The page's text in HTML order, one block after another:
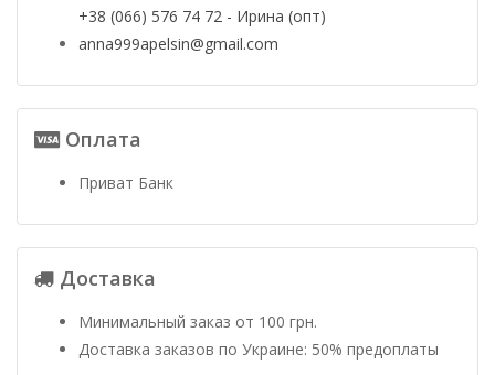
+38 (066) 576 74 72 - Ирина (опт)
anna999apelsin@gmail.com
Оплата
Приват Банк
Доставка
Минимальный заказ от 100 грн.
Доставка заказов по Украине: 50% предоплаты